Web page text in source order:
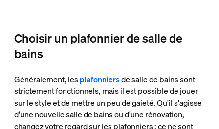
Choisir un plafonnier de salle de
bains
Généralement, lesplafonniersde salle de bains sont
strictement fonctionnels, mais il est possible de jouer
sur le style et de mettre un peu de gaieté. Qu'il s'agisse
d'une nouvelle salle de bains ou d'une rénovation,
changez votre regard sur les plafonniers : ce ne sont